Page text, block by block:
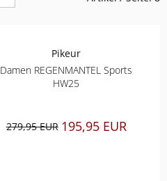
Pikeur
Damen REGENMANTEL Sports
HW25
279,95 EUR 195,95 EUR